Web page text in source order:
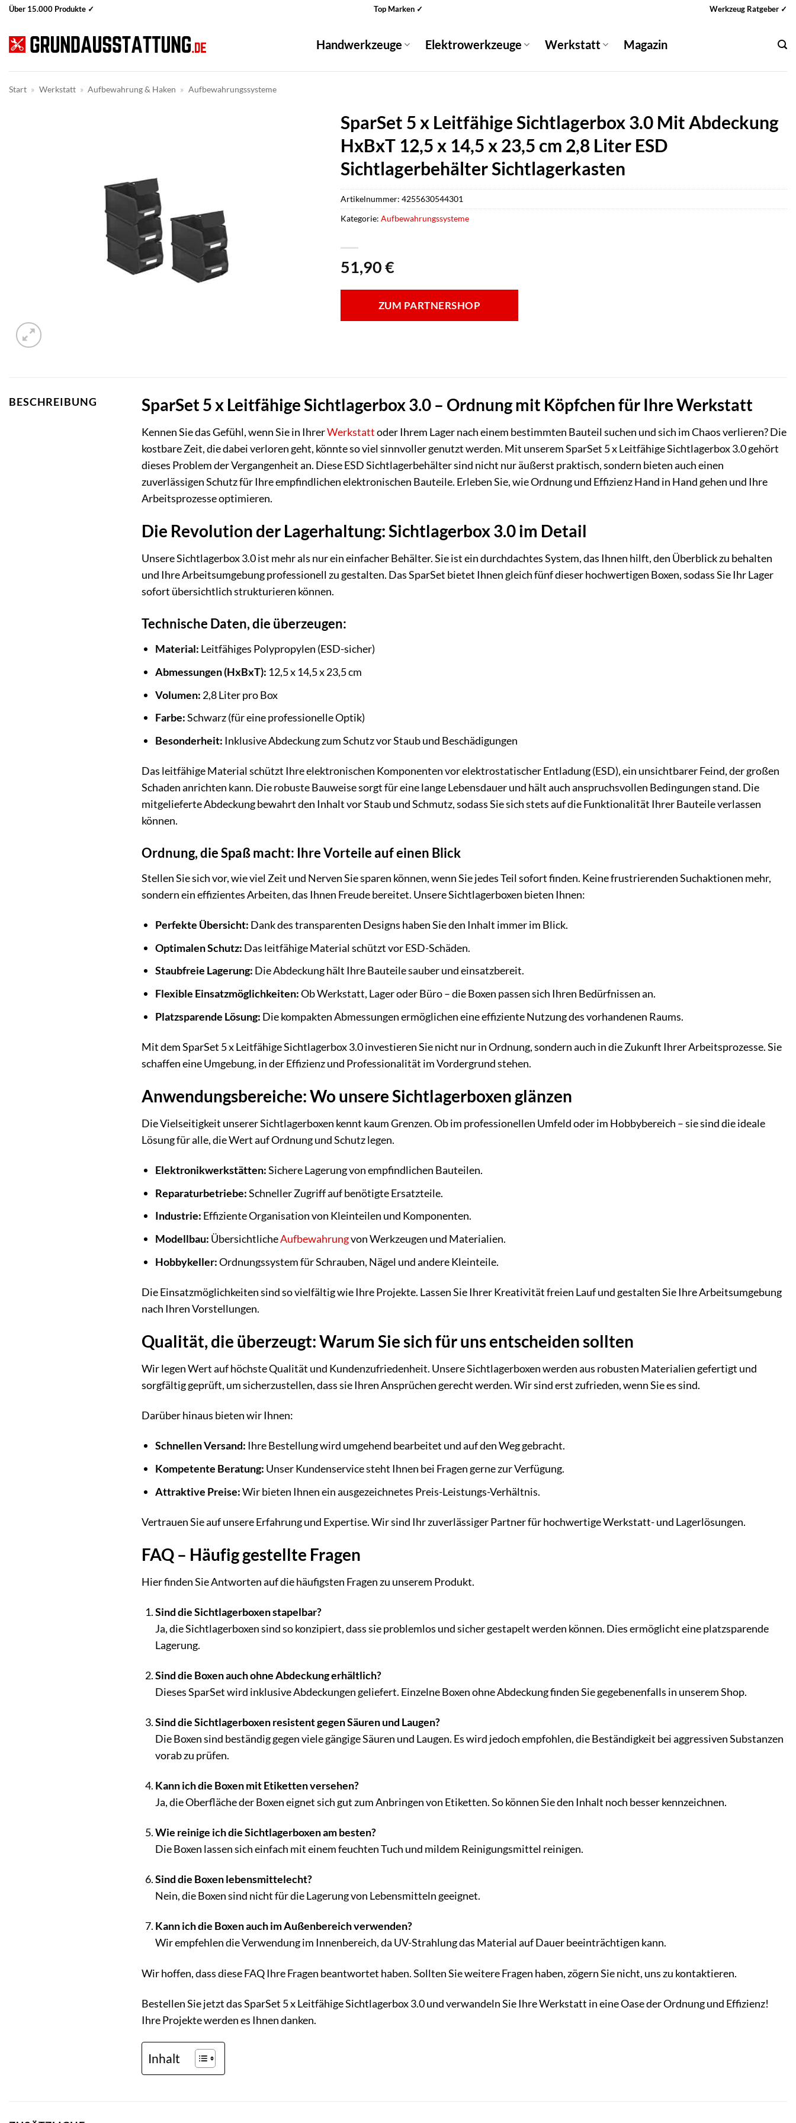
Zum
springen
Über 15.000 Produkte ✓ Top Marken ✓ Werkzeug Ratgeber ✓
Handwerkzeuge Elektrowerkzeuge Werkstatt Magazin
Start » Werkstatt » Aufbewahrung & Haken » Aufbewahrungssysteme
SparSet 5 x Leitfähige Sichtlagerbox 3.0 Mit Abdeckung
HxBxT 12,5 x 14,5 x 23,5 cm 2,8 Liter ESD
Sichtlagerbehälter Sichtlagerkasten
51,90€
ZUM PARTNERSHOP
Artikelnummer: 4255630544301
Kategorie: Aufbewahrungssysteme
BESCHREIBUNG SparSet 5 x Leitfähige Sichtlagerbox 3.0 – Ordnung mit Köpfchen für Ihre Werkstatt
Kennen Sie das Gefühl, wenn Sie in IhrerWerkstattoder Ihrem Lager nach einem bestimmten Bauteil suchen und sich im Chaos verlieren? Die
kostbare Zeit, die dabei verloren geht, könnte so viel sinnvoller genutzt werden. Mit unserem SparSet 5 x Leitfähige Sichtlagerbox 3.0 gehört
dieses Problem der Vergangenheit an. Diese ESD Sichtlagerbehälter sind nicht nur äußerst praktisch, sondern bieten auch einen
zuverlässigen Schutz für Ihre empfindlichen elektronischen Bauteile. Erleben Sie, wie Ordnung und Effizienz Hand in Hand gehen und Ihre
Arbeitsprozesse optimieren.
Die Revolution der Lagerhaltung: Sichtlagerbox 3.0 im Detail
Unsere Sichtlagerbox 3.0 ist mehr als nur ein einfacher Behälter. Sie ist ein durchdachtes System, das Ihnen hilft, den Überblick zu behalten
und Ihre Arbeitsumgebung professionell zu gestalten. Das SparSet bietet Ihnen gleich fünf dieser hochwertigen Boxen, sodass Sie Ihr Lager
sofort übersichtlich strukturieren können.
Technische Daten, die überzeugen:
Material: Leitfähiges Polypropylen (ESD-sicher)
Abmessungen (HxBxT): 12,5 x 14,5 x 23,5 cm
Volumen: 2,8 Liter pro Box
Farbe:Schwarz (für eine professionelle Optik)
Besonderheit: Inklusive Abdeckung zum Schutz vor Staub und Beschädigungen
Das leitfähige Material schützt Ihre elektronischen Komponenten vor elektrostatischer Entladung (ESD), ein unsichtbarer Feind, der großen
Schaden anrichten kann. Die robuste Bauweise sorgt für eine lange Lebensdauer und hält auch anspruchsvollen Bedingungen stand. Die
mitgelieferte Abdeckung bewahrt den Inhalt vor Staub und Schmutz, sodass Sie sich stets auf die Funktionalität Ihrer Bauteile verlassen
können.
Ordnung, die Spaß macht: Ihre Vorteile auf einen Blick
Stellen Sie sich vor, wie viel Zeit und Nerven Sie sparen können, wenn Sie jedes Teil sofort finden. Keine frustrierenden Suchaktionen mehr,
sondern ein effizientes Arbeiten, das Ihnen Freude bereitet. Unsere Sichtlagerboxen bieten Ihnen:
Perfekte Übersicht: Dank des transparenten Designs haben Sie den Inhalt immer im Blick.
Optimalen Schutz: Das leitfähige Material schützt vor ESD-Schäden.
Staubfreie Lagerung: Die Abdeckung hält Ihre Bauteile sauber und einsatzbereit.
Flexible Einsatzmöglichkeiten:Ob Werkstatt, Lager oder Büro – die Boxen passen sich Ihren Bedürfnissen an.
Platzsparende Lösung: Die kompakten Abmessungen ermöglichen eine effiziente Nutzung des vorhandenen Raums.
Mit dem SparSet 5 x Leitfähige Sichtlagerbox 3.0 investieren Sie nicht nur in Ordnung, sondern auch in die Zukunft Ihrer Arbeitsprozesse. Sie
schaffen eine Umgebung, in der Effizienz und Professionalität im Vordergrund stehen.
Anwendungsbereiche: Wo unsere Sichtlagerboxen glänzen
Die Vielseitigkeit unserer Sichtlagerboxen kennt kaum Grenzen. Ob im professionellen Umfeld oder im Hobbybereich – sie sind die ideale
Lösung für alle, die Wert auf Ordnung und Schutz legen.
Elektronikwerkstätten:Sichere Lagerung von empfindlichen Bauteilen.
Reparaturbetriebe:Schneller Zugriff auf benötigte Ersatzteile.
Industrie: Effiziente Organisation von Kleinteilen und Komponenten.
Modellbau: ÜbersichtlicheAufbewahrungvon Werkzeugen und Materialien.
Hobbykeller:Ordnungssystem für Schrauben, Nägel und andere Kleinteile.
Die Einsatzmöglichkeiten sind so vielfältig wie Ihre Projekte. Lassen Sie Ihrer Kreativität freien Lauf und gestalten Sie Ihre Arbeitsumgebung
nach Ihren Vorstellungen.
Qualität, die überzeugt: Warum Sie sich für uns entscheiden sollten
Wir legen Wert auf höchste Qualität und Kundenzufriedenheit. Unsere Sichtlagerboxen werden aus robusten Materialien gefertigt und
sorgfältig geprüft, um sicherzustellen, dass sie Ihren Ansprüchen gerecht werden. Wir sind erst zufrieden, wenn Sie es sind.
Darüber hinaus bieten wir Ihnen:
Schnellen Versand: Ihre Bestellung wird umgehend bearbeitet und auf den Weg gebracht.
Kompetente Beratung: Unser Kundenservice steht Ihnen bei Fragen gerne zur Verfügung.
Attraktive Preise:Wir bieten Ihnen ein ausgezeichnetes Preis-Leistungs-Verhältnis.
Vertrauen Sie auf unsere Erfahrung und Expertise. Wir sind Ihr zuverlässiger Partner für hochwertige Werkstatt- und Lagerlösungen.
FAQ – Häufig gestellte Fragen
Hier finden Sie Antworten auf die häufigsten Fragen zu unserem Produkt.
Sind die Sichtlagerboxen stapelbar?
Ja, die Sichtlagerboxen sind so konzipiert, dass sie problemlos und sicher gestapelt werden können. Dies ermöglicht eine platzsparende
Lagerung.
Sind die Boxen auch ohne Abdeckung erhältlich?
Dieses SparSet wird inklusive Abdeckungen geliefert. Einzelne Boxen ohne Abdeckung finden Sie gegebenenfalls in unserem Shop.
Sind die Sichtlagerboxen resistent gegen Säuren und Laugen?
Die Boxen sind beständig gegen viele gängige Säuren und Laugen. Es wird jedoch empfohlen, die Beständigkeit bei aggressiven Substanzen
vorab zu prüfen.
Kann ich die Boxen mit Etiketten versehen?
Ja, die Oberfläche der Boxen eignet sich gut zum Anbringen von Etiketten. So können Sie den Inhalt noch besser kennzeichnen.
Wie reinige ich die Sichtlagerboxen am besten?
Die Boxen lassen sich einfach mit einem feuchten Tuch und mildem Reinigungsmittel reinigen.
Sind die Boxen lebensmittelecht?
Nein, die Boxen sind nicht für die Lagerung von Lebensmitteln geeignet.
Kann ich die Boxen auch im Außenbereich verwenden?
Wir empfehlen die Verwendung im Innenbereich, da UV-Strahlung das Material auf Dauer beeinträchtigen kann.
Wir hoffen, dass diese FAQ Ihre Fragen beantwortet haben. Sollten Sie weitere Fragen haben, zögern Sie nicht, uns zu kontaktieren.
Bestellen Sie jetzt das SparSet 5 x Leitfähige Sichtlagerbox 3.0 und verwandeln Sie Ihre Werkstatt in eine Oase der Ordnung und Effizienz!
Ihre Projekte werden es Ihnen danken.
Inhalt